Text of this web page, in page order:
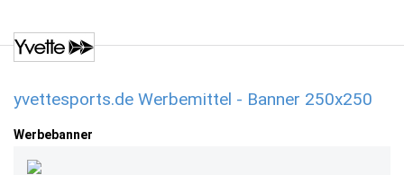
yvettesports.de Werbemittel - Banner 250x250
Werbebanner